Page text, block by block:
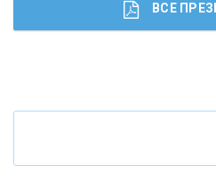
Что будет с наличными
ВСЕ